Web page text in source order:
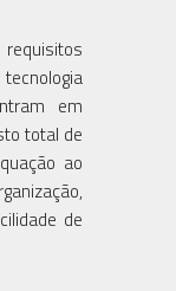
em
total de
ao
de